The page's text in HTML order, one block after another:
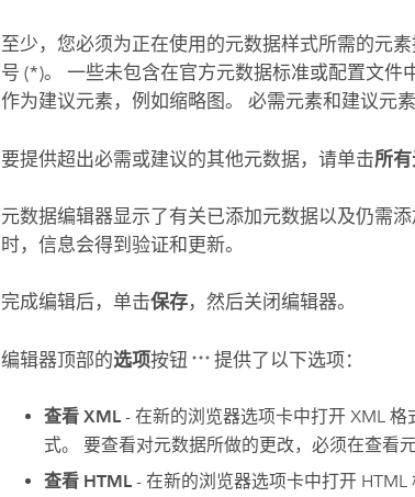
至少，您必须为正在使用的元数据样式所需的元
号 (*)。 一些未包含在官方元数据标准或配置文
作为建议元素，例如缩略图。 必需元素和建议元
要提供超出必需或建议的其他元数据，请单击所
元数据编辑器显示了有关已添加元数据以及仍需
时，信息会得到验证和更新。
完成编辑后，单击保存，然后关闭编辑器。
编辑器顶部的选项按钮 提供了以下选项：
查看 XML- 在新的浏览器选项卡中打开 XML
式。 要查看对元数据所做的更改，必须在查看
查看 HTML- 在新的浏览器选项卡中打开